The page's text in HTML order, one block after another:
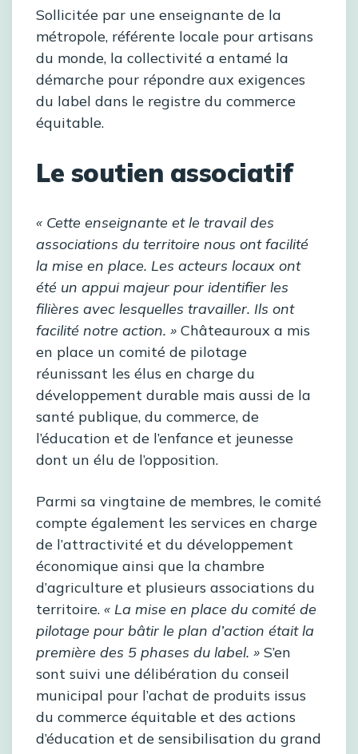
Sollicitée par une enseignante de la
métropole, référente locale pour artisans
du monde, la collectivité a entamé la
démarche pour répondre aux exigences
du label dans le registre du commerce
équitable.
Le soutien associatif
« Cette enseignante et le travail des
associations du territoire nous ont facilité
la mise en place. Les acteurs locaux ont
été un appui majeur pour identifier les
filières avec lesquelles travailler. Ils ont
facilité notre action. » Châteauroux a mis
en place un comité de pilotage
réunissant les élus en charge du
développement durable mais aussi de la
santé publique, du commerce, de
l’éducation et de l’enfance et jeunesse
dont un élu de l’opposition.
Parmi sa vingtaine de membres, le comité
compte également les services en charge
de l’attractivité et du développement
économique ainsi que la chambre
d’agriculture et plusieurs associations du
territoire. « La mise en place du comité de
pilotage pour bâtir le plan d’action était la
première des 5 phases du label. » S’en
sont suivi une délibération du conseil
municipal pour l’achat de produits issus
du commerce équitable et des actions
d’éducation et de sensibilisation du grand